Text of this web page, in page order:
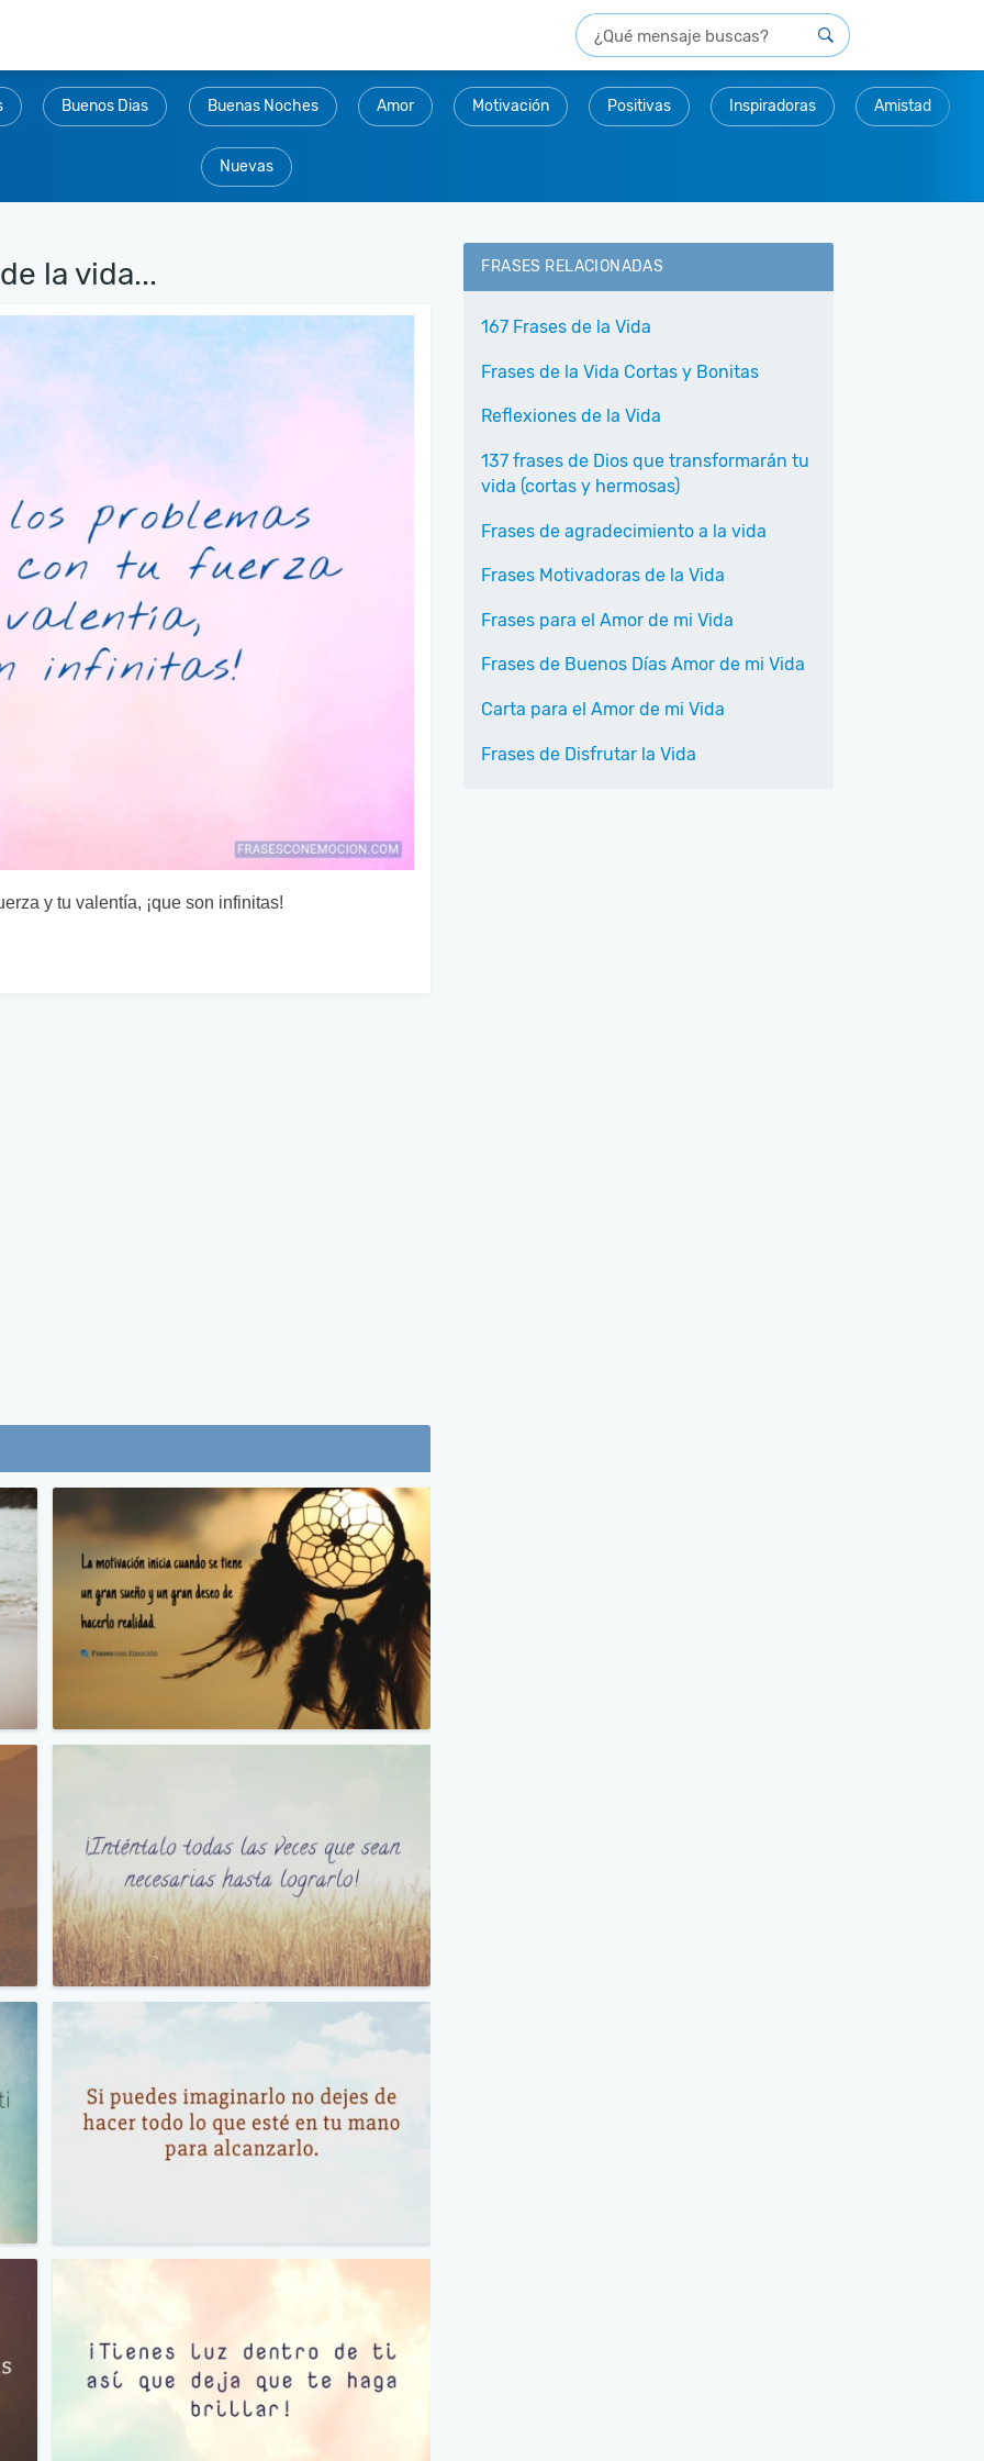
Buenos Dias Buenas Noches Amor Motivación Positivas Inspiradoras Amistad
Nuevas
la vida...
y tu valentía, ¡que son infinitas!
FRASES RELACIONADAS
167 Frases de la Vida
Frases de la Vida Cortas y Bonitas
Reflexiones de la Vida
137 frases de Dios que transformarán tu
vida (cortas y hermosas)
Frases de agradecimiento a la vida
Frases Motivadoras de la Vida
Frases para el Amor de mi Vida
Frases de Buenos Días Amor de mi Vida
Carta para el Amor de mi Vida
Frases de Disfrutar la Vida